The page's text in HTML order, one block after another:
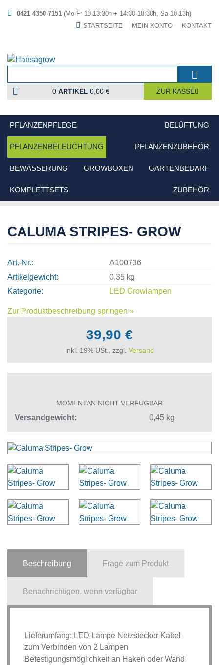
0421 4350 7151 (Mo-Fr 10-13:30h + 14:30-18:30h, Sa 10-13h)
STARTSEITE
MEIN KONTO KONTAKT
0 ARTIKEL 0,00 € ZUR KASSE
PFLANZENPFLEGE BELÜFTUNG
PFLANZENBELEUCHTUNG PFLANZENZUBEHÖR
BEWÄSSERUNG GROWBOXEN GARTENBEDARF
KOMPLETTSETS ZUBEHÖR
CALUMA STRIPES- GROW
Art.-Nr.
A100736
Artikelgewicht
0,35 kg
Kategorie
LED Growlampen
Zur Produktbeschreibung springen »
39,90 €
inkl. 19% USt., zzgl. Versand
MOMENTAN NICHT VERFÜGBAR
Versandgewicht 0,45 kg
Beschreibung Frage zum Produkt
Benachrichtigen, wenn verfügbar
Lieferumfang: LED Lampe Netzstecker Kabel
zum Verbinden von 2 Lampen
Befestigungsmöglichkeit an Haken oder Wand